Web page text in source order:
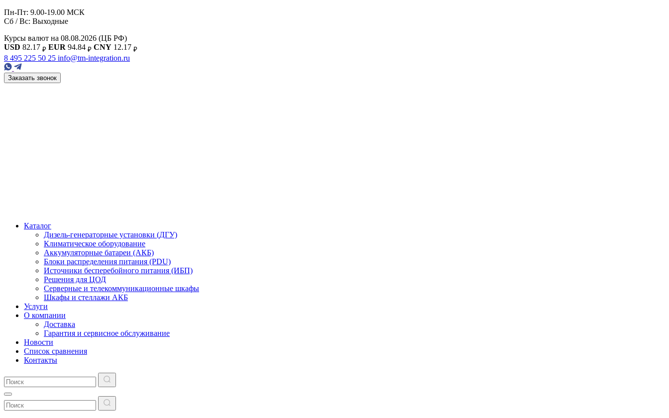
Пн-Пт: 9.00-19.00 МСК
Сб / Вс: Выходные
Курсы валют на 08.08.2026 (ЦБ РФ)
USD 82.17 ₽ EUR 94.84 ₽ CNY 12.17 ₽
8 495 225 50 25 info@tm-integration.ru
Заказать звонок
Каталог
Дизель-генераторные установки (ДГУ)
Климатическое оборудование
Аккумуляторные батареи (АКБ)
Блоки распределения питания (PDU)
Источники бесперебойного питания (ИБП)
Решения для ЦОД
Серверные и телекоммуникационные шкафы
Шкафы и стеллажи АКБ
Услуги
О компании
Доставка
Гарантия и сервисное обслуживание
Новости
Список сравнения
Контакты